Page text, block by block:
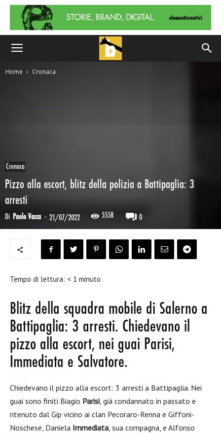
Home Cronaca
Cronaca
Pizzo alla escort, blitz della polizia a Battipaglia: 3
arresti
Di Paolo Vacca - 21/07/2022 5558 0
Tempo di lettura: < 1 minuto
Blitz della squadra mobile di Salerno a
Battipaglia: 3 arresti. Chiedevano il
pizzo alla escort, nei guai Parisi,
Immediata e Salvatore.
Chiedevano il pizzo alla escort: 3 arresti a Battipaglia. Nei
guai sono finiti Biagio Parisi, già condannato in passato e
ritenuto dal Gip vicino ai clan Pecoraro-Renna e Giffoni-
Noschese, Daniela Immediata, sua compagna, e Alfonso